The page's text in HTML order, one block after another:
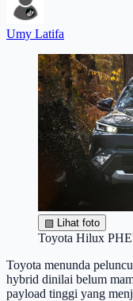
Umy Latifa
▧ Lihat foto
Toyota Hilux
Toyota menunda
hybrid dinilai belum
payload tinggi yang